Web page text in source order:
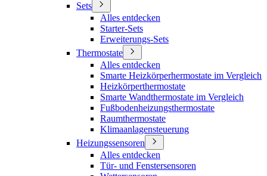
Sets
Alles entdecken
Starter-Sets
Erweiterungs-Sets
Thermostate
Alles entdecken
Smarte Heizkörperhermostate im Vergleich
Heizkörperthermostate
Smarte Wandthermostate im Vergleich
Fußbodenheizungsthermostate
Raumthermostate
Klimaanlagensteuerung
Heizungssensoren
Alles entdecken
Tür- und Fenstersensoren